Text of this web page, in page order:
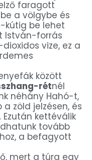
faragott
a völgybe és
kútig be lehet
István-forrás
vize, ez a
között
rétnél
néhány Hahó-t,
zöld jelzésen, és
kettéválik
tovább
a befagyott
mert a túra egy